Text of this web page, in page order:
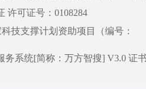
许可证号：0108284
技支撑计划资助项目（编号：
务系统[简称：万方智搜] V3.0 证